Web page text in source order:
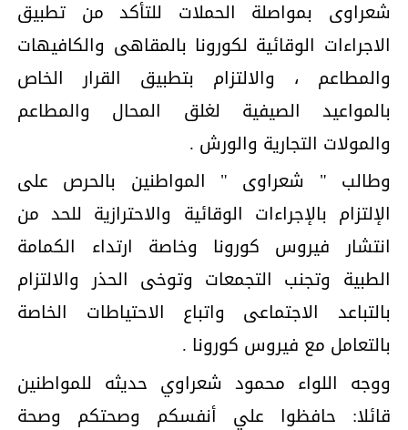
شعراوى بمواصلة الحملات للتأكد من تطبيق
الاجراءات الوقائية لكورونا بالمقاهى والكافيهات
والمطاعم ، والالتزام بتطبيق القرار الخاص
بالمواعيد الصيفية لغلق المحال والمطاعم
والمولات التجارية والورش .
وطالب " شعراوى " المواطنين بالحرص على
الإلتزام بالإجراءات الوقائية والاحترازية للحد من
انتشار فيروس كورونا وخاصة ارتداء الكمامة
الطبية وتجنب التجمعات وتوخى الحذر والالتزام
بالتباعد الاجتماعى واتباع الاحتياطات الخاصة
بالتعامل مع فيروس كورونا .
ووجه اللواء محمود شعراوي حديثه للمواطنين
قائلا: حافظوا علي أنفسكم وصحتكم وصحة